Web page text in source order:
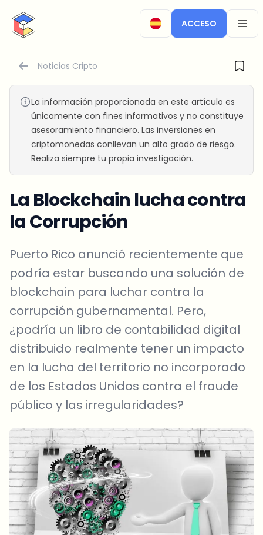
CryptoTicker
ACCESO
Noticias Cripto
La información proporcionada en este artículo es
únicamente con fines informativos y no constituye
asesoramiento financiero. Las inversiones en
criptomonedas conllevan un alto grado de riesgo.
Realiza siempre tu propia investigación.
La Blockchain lucha contra
la Corrupción
Puerto Rico anunció recientemente que
podría estar buscando una solución de
blockchain para luchar contra la
corrupción gubernamental. Pero,
¿podría un libro de contabilidad digital
distribuido realmente tener un impacto
en la lucha del territorio no incorporado
de los Estados Unidos contra el fraude
público y las irregularidades?